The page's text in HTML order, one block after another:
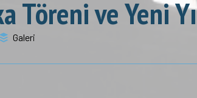
Töreni ve Yeni
Galeri